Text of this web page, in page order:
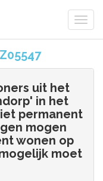
uit het
in het
permanent
mogen
wonen op
moet